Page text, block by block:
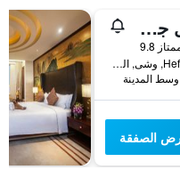
ورلد هوتل جراند جونا ووكسي
9.8
111 Hefeng Road, وشى, الصين
الصفقة